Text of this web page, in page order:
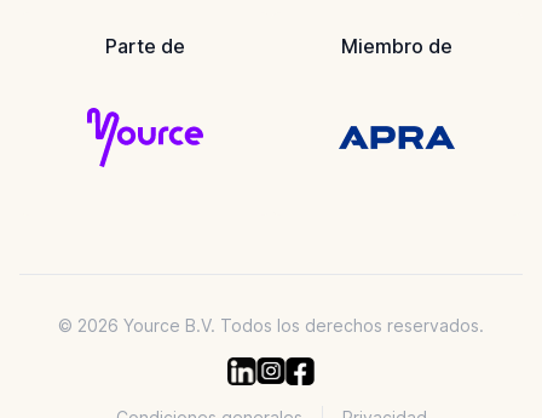
Parte de Miembro de
© 2026 Yource B.V. Todos los derechos reservados.